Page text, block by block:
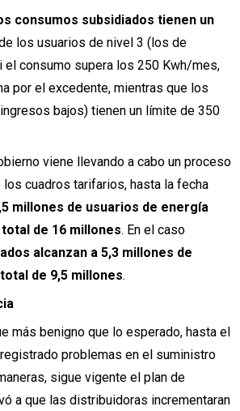
consumos subsidiados tienen un
los usuarios de nivel 3 (los de
el consumo supera los 250 Kwh/mes,
por el excedente, mientras que los
bajos) tienen un límite de 350
viene llevando a cabo un proceso
cuadros tarifarios, hasta la fecha
millones de usuarios de energía
de 16 millones. En el caso
alcanzan a 5,3 millones de
de 9,5 millones.
más benigno que lo esperado, hasta el
problemas en el suministro
sigue vigente el plan de
a que las distribuidoras incrementaran